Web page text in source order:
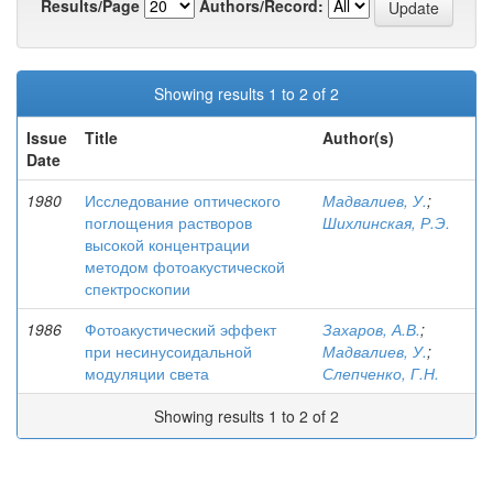
Results/Page
Authors/Record:
Showing results 1 to 2 of 2
Issue
Date
Title Author(s)
1980
Исследование оптического
поглощения растворов
высокой концентрации
методом фотоакустической
спектроскопии
Мадвалиев, У.;
Шихлинская, Р.Э.
1986
Фотоакустический эффект
при несинусоидальной
модуляции света
Захаров, А.В.;
Мадвалиев, У.;
Слепченко, Г.Н.
Showing results 1 to 2 of 2